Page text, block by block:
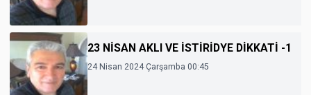
23 NİSAN AKLI VE İSTİRİDYE DİKKATİ -1
24 Nisan 2024 Çarşamba 00:45